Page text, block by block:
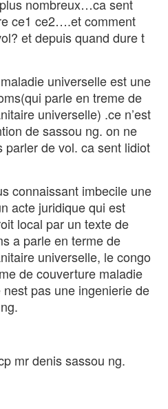
nombreux…ca sent
ce1 ce2….et comment
et depuis quand dure t
universelle est une
parle en treme de
universelle) .ce n’est
de sassou ng. on ne
parler de vol. ca sent lidiot
connaissant imbecile une
acte juridique qui est
local par un texte de
a parle en terme de
universelle, le congo
de couverture maladie
pas une ingenierie de
mr denis sassou ng.